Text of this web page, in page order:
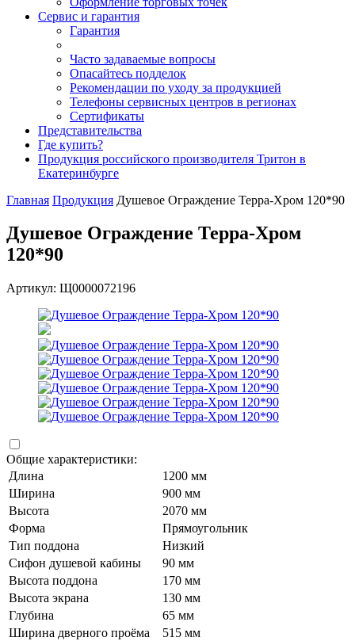
Сервис и гарантия
Гарантия
Часто задаваемые вопросы
Опасайтесь подделок
Рекомендации по уходу за продукцией
Телефоны сервисных центров в регионах
Сертификаты
Представительства
Где купить?
Продукция российского производителя Тритон в
Екатеринбурге
Главная Продукция Душевое Ограждение Терра-Хром 120*90
Душевое Ограждение Терра-Хром
120*90
Артикул: Щ0000072196
Общие характеристики:
Длина
1200 мм
Ширина
900 мм
Высота
2070 мм
Форма
Прямоугольник
Тип поддона
Низкий
Сифон душевой кабины
90 мм
Высота поддона
170 мм
Высота экрана
130 мм
Глубина
65 мм
Ширина дверного проёма
515 мм